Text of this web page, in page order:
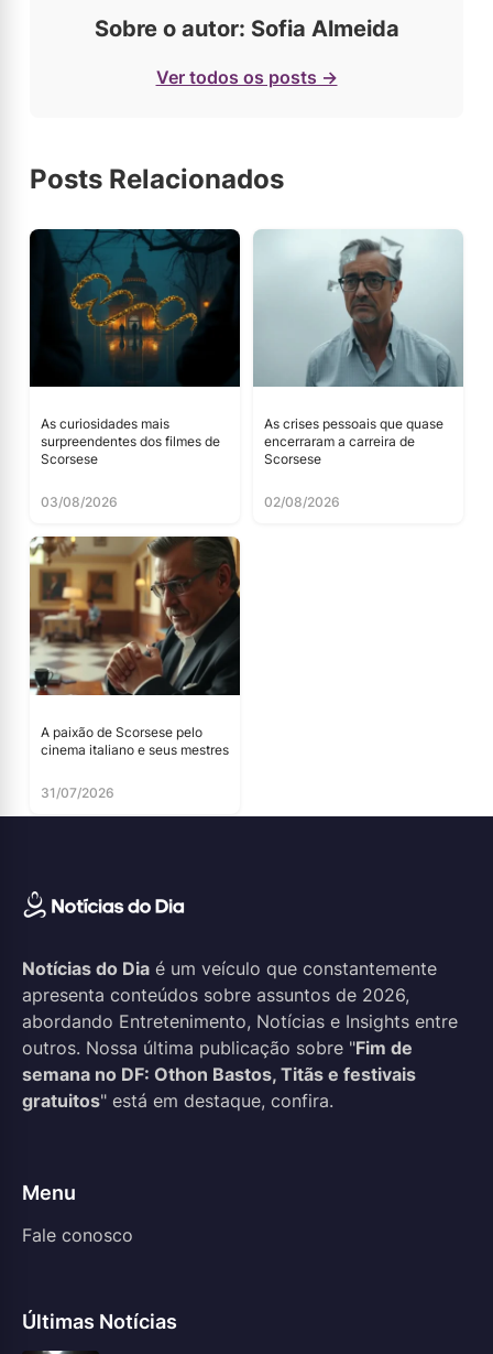
Sobre o autor: Sofia Almeida
Ver todos os posts →
Posts Relacionados
As curiosidades mais
surpreendentes dos filmes de
Scorsese
03/08/2026
As crises pessoais que quase
encerraram a carreira de
Scorsese
02/08/2026
A paixão de Scorsese pelo
cinema italiano e seus mestres
31/07/2026
Notícias do Dia é um veículo que constantemente
apresenta conteúdos sobre assuntos de 2026,
abordando Entretenimento, Notícias e Insights entre
outros. Nossa última publicação sobre "Fim de
semana no DF: Othon Bastos, Titãs e festivais
gratuitos" está em destaque, confira.
Menu
Fale conosco
Últimas Notícias